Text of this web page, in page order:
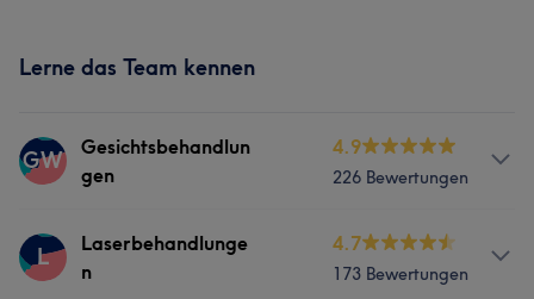
Lerne das Team kennen
GW
Gesichtsbehandlun
gen
4.9
226 Bewertungen
Services
L
Laserbehandlunge
n
4.7
173 Bewertungen